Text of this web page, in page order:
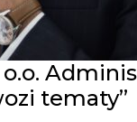
tematy”